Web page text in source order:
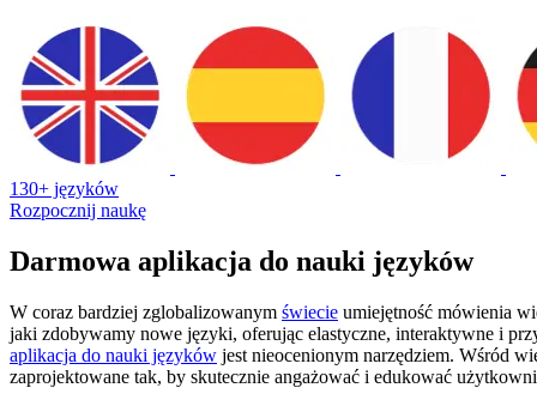
130+ języków
Rozpocznij naukę
Darmowa aplikacja do nauki języków
W coraz bardziej zglobalizowanym świecie umiejętność mówienia
jaki zdobywamy nowe języki, oferując elastyczne, interaktywne i
aplikacja do nauki języków jest nieocenionym narzędziem. Wśród
zaprojektowane tak, by skutecznie angażować i edukować